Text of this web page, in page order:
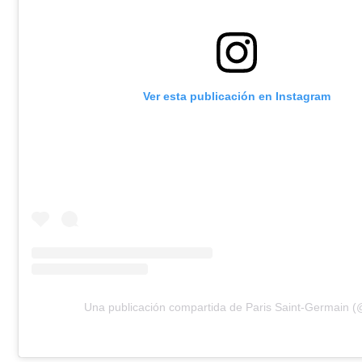
Ver esta publicación en Instagram
Una publicación compartida de Paris Saint-Germain